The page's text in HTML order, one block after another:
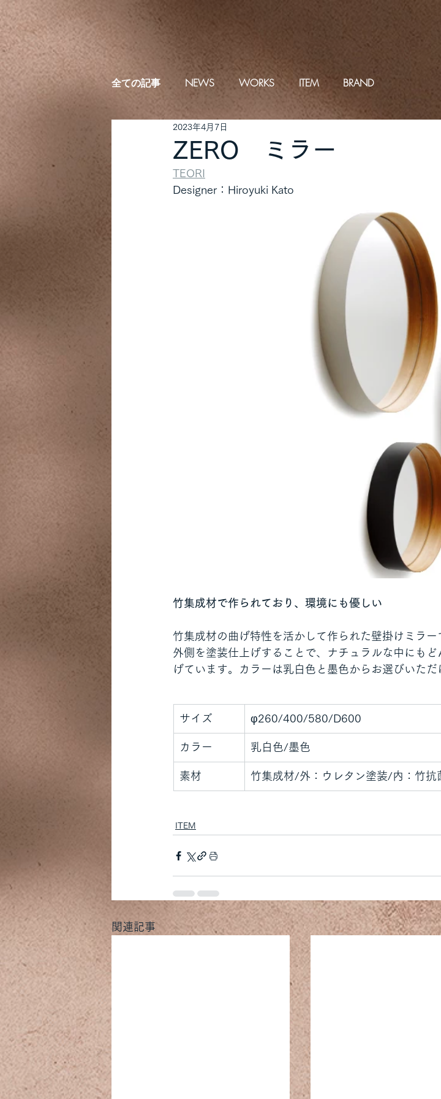
全ての記事 NEWS WORKS ITEM BRAND
ZERO ミラー
2023年4月7日
TEORI
Designer：Hiroyuki Kato
竹集成材で作られており、環境にも優しい
竹集成材の曲げ特性を活かして作られた壁掛けミラー
外側を塗装仕上げすることで、ナチュラルな中にも
げています。カラーは乳白色と墨色からお選びいただ
サイズ φ260/400/580/D600
カラー 乳白色/墨色
素材 竹集成材/外：ウレタン塗装/内：竹抗
ITEM
関連記事